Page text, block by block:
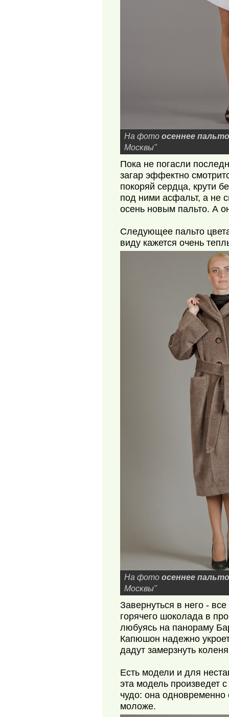
На фото осеннее пальто
Москвы"
Пока не погасли
загар эффектно
покоряй сердца, крути
под ними асфальт, а не
осень новым пальто. А
Следующее пальто
виду кажется очень
На фото осеннее пальто
Москвы"
Завернуться в него -
горячего шоколада в
любуясь на панораму
Капюшон надежно
дадут замерзнуть
Есть модели и для
эта модель произведет
чудо: она одновременно
моложе.